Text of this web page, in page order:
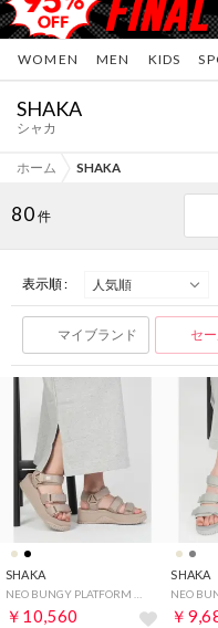
WOMEN MEN KIDS
SHAKA
シャカ
ホーム SHAKA
80 件
表示順 :
マイブランド セ
SHAKA
￥10,560
SHAKA
NEO
￥